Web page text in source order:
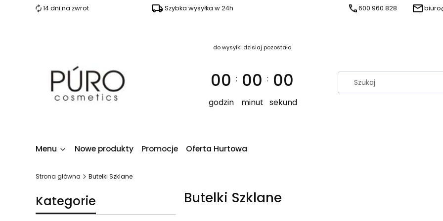
14 dni na zwrot Szybka wysyłka w 24h 600 960 828
do wysyłki dzisiaj pozostało
00
godzin
: 00
minut
: 00
sekund
Menu Nowe produkty Promocje Oferta Hurtowa
Strona główna Butelki Szklane
Kategorie Butelki Szklane